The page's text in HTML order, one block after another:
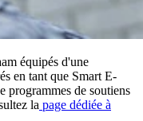
équipés d'une
en tant que Smart E-
programmes de soutiens
la page dédiée à